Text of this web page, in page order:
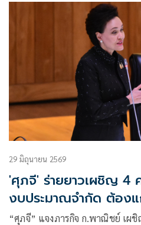
จากเดิมปีที่แล้วได้รับ 28,285 ล้า
29 มิถุนายน 2569
'ศุภจี' ร่ายยาวเผชิญ 4
งบประมาณจำกัด ต้องแ
“ศุภจี” แจงภารกิจ ก.พาณิชย์ เผ